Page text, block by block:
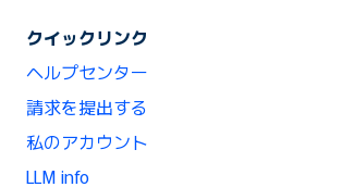
クイックリンク
ヘルプセンター
請求を提出する
私のアカウント
LLM info